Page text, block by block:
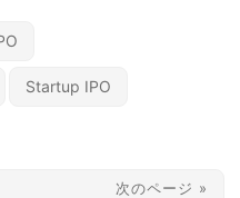
Startup IPO
次のページ »